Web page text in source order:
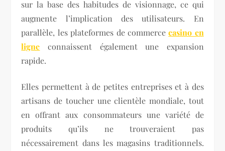
sur la base des habitudes de visionnage, ce qui
augmente l’implication des utilisateurs. En
parallèle, les plateformes de commercecasino en
ligne connaissent également une expansion
rapide.
Elles permettent à de petites entreprises et à des
artisans de toucher une clientèle mondiale, tout
en offrant aux consommateurs une variété de
produits qu’ils ne trouveraient pas
nécessairement dans les magasins traditionnels.